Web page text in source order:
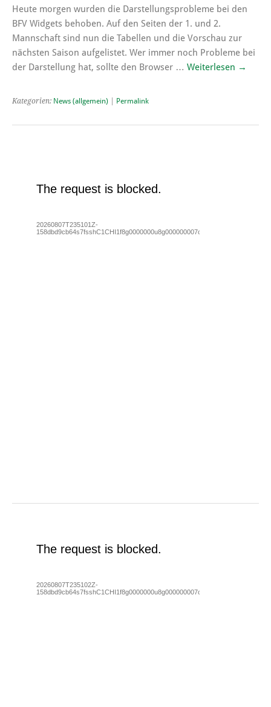
Heute morgen wurden die Darstellungsprobleme bei den
BFV Widgets behoben. Auf den Seiten der 1. und 2.
Mannschaft sind nun die Tabellen und die Vorschau zur
nächsten Saison aufgelistet. Wer immer noch Probleme bei
der Darstellung hat, sollte den Browser … Weiterlesen →
Kategorien: News (allgemein) Permalink